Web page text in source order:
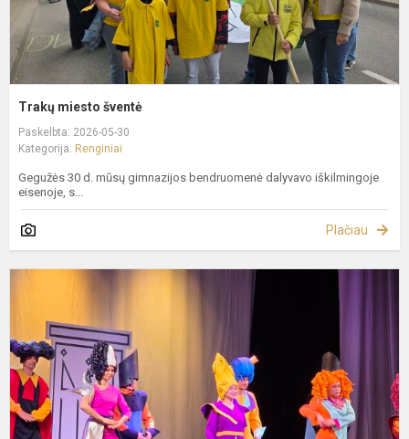
Trakų miesto šventė
Paskelbta: 2026-05-30
Kategorija: Renginiai
Gegužės 30 d. mūsų gimnazijos bendruomenė dalyvavo iškilmingoje
eisenoje, s...
Plačiau